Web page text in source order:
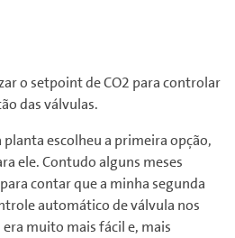
o setpoint de CO2 para controlar
das válvulas.
escolheu a primeira opção,
ele. Contudo alguns meses
contar que a minha segunda
automático de válvula nos
muito mais fácil e, mais